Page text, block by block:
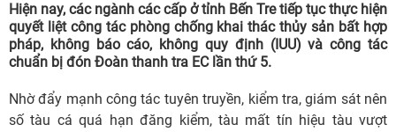
Hiện nay, các ngành các cấp ở tỉnh Bến Tre tiếp tục thực hiện
quyết liệt công tác phòng chống khai thác thủy sản bất hợp
pháp, không báo cáo, không quy định (IUU) và công tác
chuẩn bị đón Đoàn thanh tra EC lần thứ 5.
Nhờ đẩy mạnh công tác tuyên truyền, kiểm tra, giám sát nên
số tàu cá quá hạn đăng kiểm, tàu mất tín hiệu tàu vượt